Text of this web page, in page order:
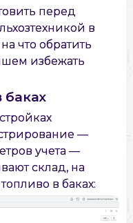
перед
в
что обратить
избежать
баках
—
учета —
склад, на
в баках: